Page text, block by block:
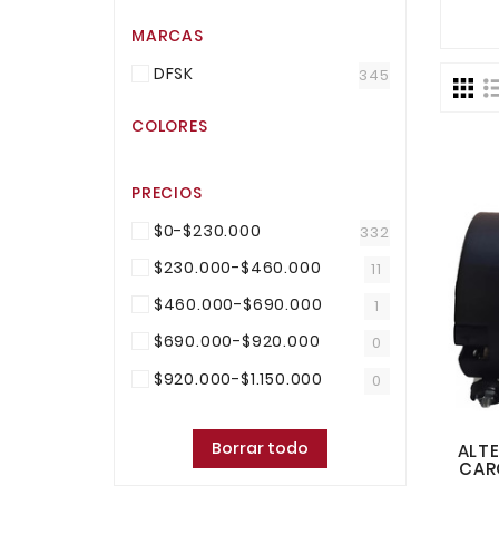
MARCAS
DFSK
345
COLORES
PRECIOS
$0-$230.000
332
$230.000-$460.000 11
$460.000-$690.000 1
$690.000-$920.000 0
$920.000-$1.150.000 0
Borrar todo